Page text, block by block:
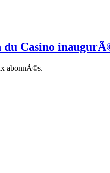
Casino
abonnÃ©s.